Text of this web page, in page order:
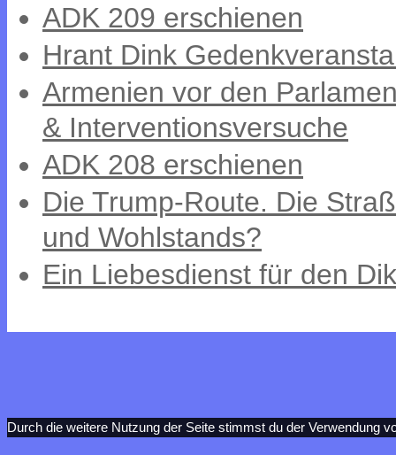
ADK 209 erschienen
Hrant Dink
Armenien vor den
& Interventionsversuche
ADK 208 erschienen
Die Trump-Route. Die
und Wohlstands?
Ein Liebesdienst für den
Durch die weitere Nutzung der Seite stimmst du der Verwendung